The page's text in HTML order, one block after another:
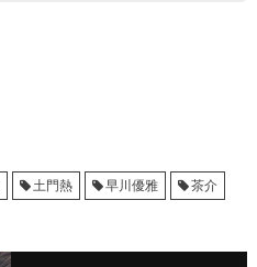
土門熱 早川優雅
茶介